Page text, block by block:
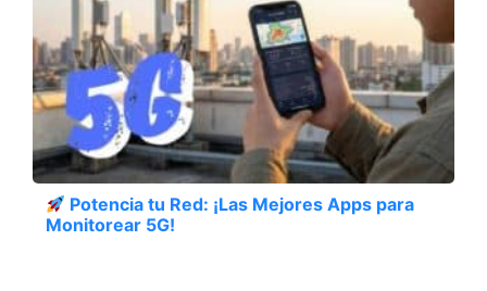
Potencia tu Red: ¡Las Mejores Apps para
Monitorear 5G!